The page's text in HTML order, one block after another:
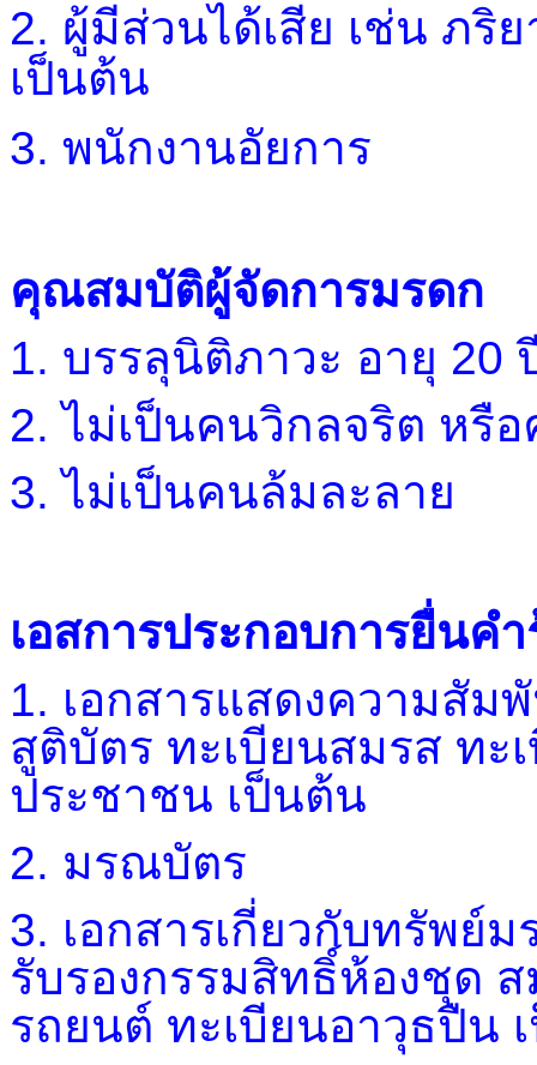
2. ผู้มีส่วนได้เสีย เช่น ภริ
เป็นต้น
3. พนักงานอัยการ
คุณสมบัติผู้จัดการมรดก
1. บรรลุนิติภาวะ อายุ 20
2. ไม่เป็นคนวิกลจริต หรือ
3. ไม่เป็นคนล้มละลาย
เอสการประกอบการยื่นคำ
1. เอกสารแสดงความสัม
สูติบัตร ทะเบียนสมรส ทะ
ประชาชน เป็นต้น
2. มรณบัตร
3. เอกสารเกี่ยวกับทรัพย์
รับรองกรรมสิทธิ์ห้องชุด
รถยนต์ ทะเบียนอาวุธปืน